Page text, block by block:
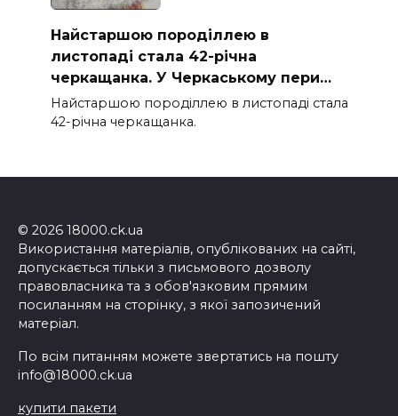
Найстаршою породіллею в
листопаді стала 42-річна
черкащанка. У Черкаському пери…
Найстаршою породіллею в листопаді стала
42-річна черкащанка.
© 2026 18000.ck.ua
Використання матеріалів, опублікованих на сайті,
допускається тільки з письмового дозволу
правовласника та з обов'язковим прямим
посиланням на сторінку, з якої запозичений
матеріал.
По всім питанням можете звертатись на пошту
info@18000.ck.ua
купити пакети